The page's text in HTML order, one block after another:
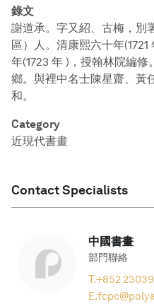
錄文
謝道承。字又紹、古梅，別
區）人。清康熙六十年
年(1723 年 )，授翰林院編修
鄉。與裡中名士陳星齋、黃
和。
Category
近現代書畫
Contact Specialists
中國書畫
部門聯絡
T.+852
E.